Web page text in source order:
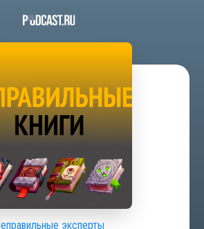
эксперты